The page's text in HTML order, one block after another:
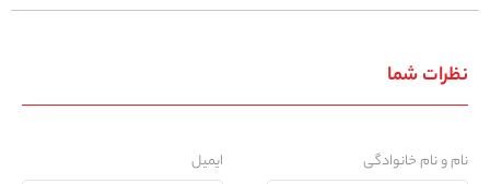
نظرات شما
نام و نام خانوادگی ایمیل